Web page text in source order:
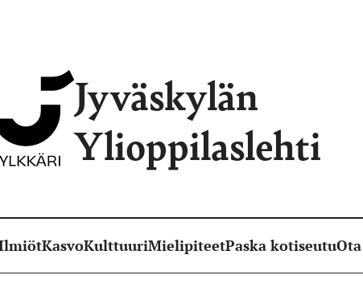
Jyväskylän
Ylioppilaslehti
KasvoKulttuuriMielipiteetPaska kotiseutu